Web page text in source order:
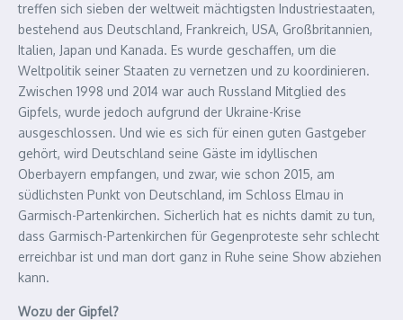
treffen sich sieben der weltweit mächtigsten Industriestaaten,
bestehend aus Deutschland, Frankreich, USA, Großbritannien,
Italien, Japan und Kanada. Es wurde geschaffen, um die
Weltpolitik seiner Staaten zu vernetzen und zu koordinieren.
Zwischen 1998 und 2014 war auch Russland Mitglied des
Gipfels, wurde jedoch aufgrund der Ukraine-Krise
ausgeschlossen. Und wie es sich für einen guten Gastgeber
gehört, wird Deutschland seine Gäste im idyllischen
Oberbayern empfangen, und zwar, wie schon 2015, am
südlichsten Punkt von Deutschland, im Schloss Elmau in
Garmisch-Partenkirchen. Sicherlich hat es nichts damit zu tun,
dass Garmisch-Partenkirchen für Gegenproteste sehr schlecht
erreichbar ist und man dort ganz in Ruhe seine Show abziehen
kann.
Wozu der Gipfel?